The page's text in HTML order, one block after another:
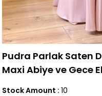
Pudra Parlak Saten
Maxi Abiye ve Gece
Stock Amount : 10